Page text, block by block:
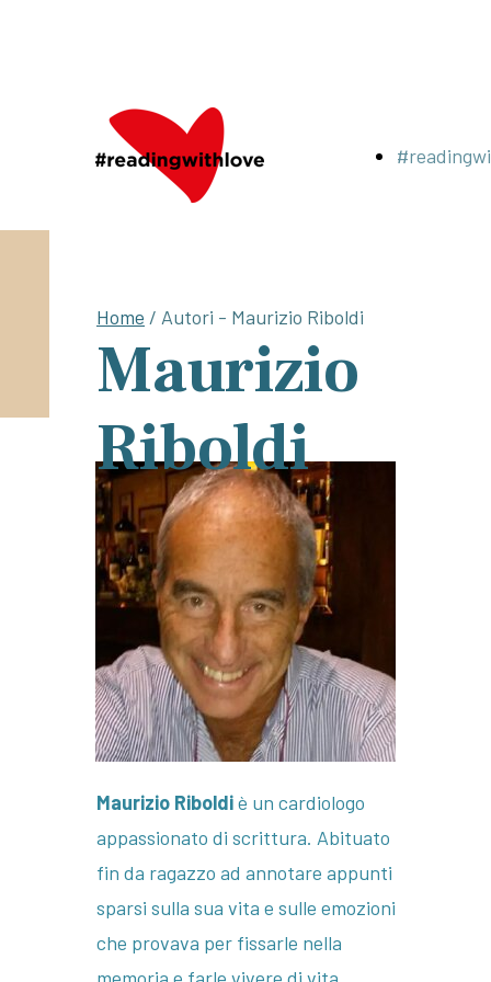
Home / Autori - Maurizio Riboldi
Maurizio
Riboldi
Maurizio Riboldiè un cardiologo
appassionato di scrittura. Abituato
fin da ragazzo ad annotare appunti
sparsi sulla sua vita e sulle emozioni
che provava per fissarle nella